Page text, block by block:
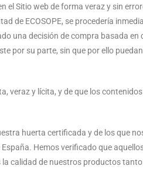
Sitio web de forma veraz y sin
de ECOSOPE, se procedería
decisión de compra basada en
por su parte, sin que por ello
veraz y lícita, y de que los
huerta certificada y de los que
Hemos verificado que
calidad de nuestros productos